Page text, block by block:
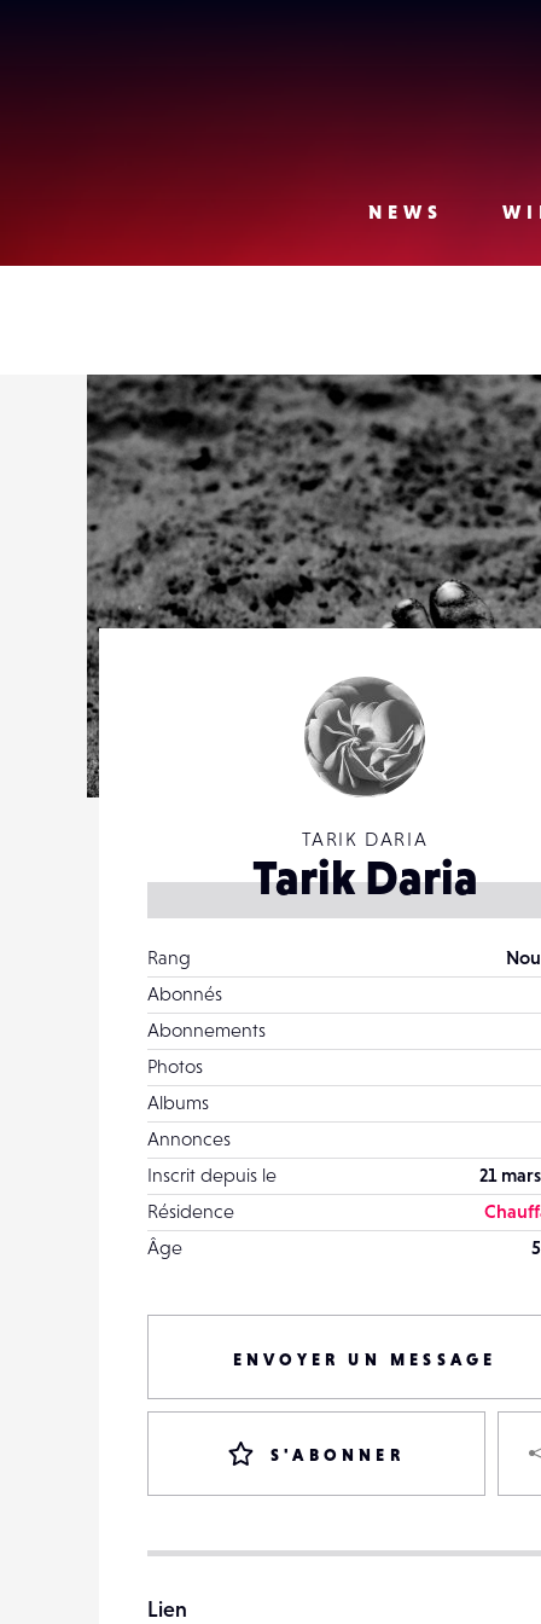
NEWS
TARIK DARIA
Tarik Daria
Rang
Abonnés
Abonnements
Photos
Albums
Annonces
Inscrit depuis le
21
Résidence
Âge
ENVOYER UN MESSAGE
S'ABONNER
Lien